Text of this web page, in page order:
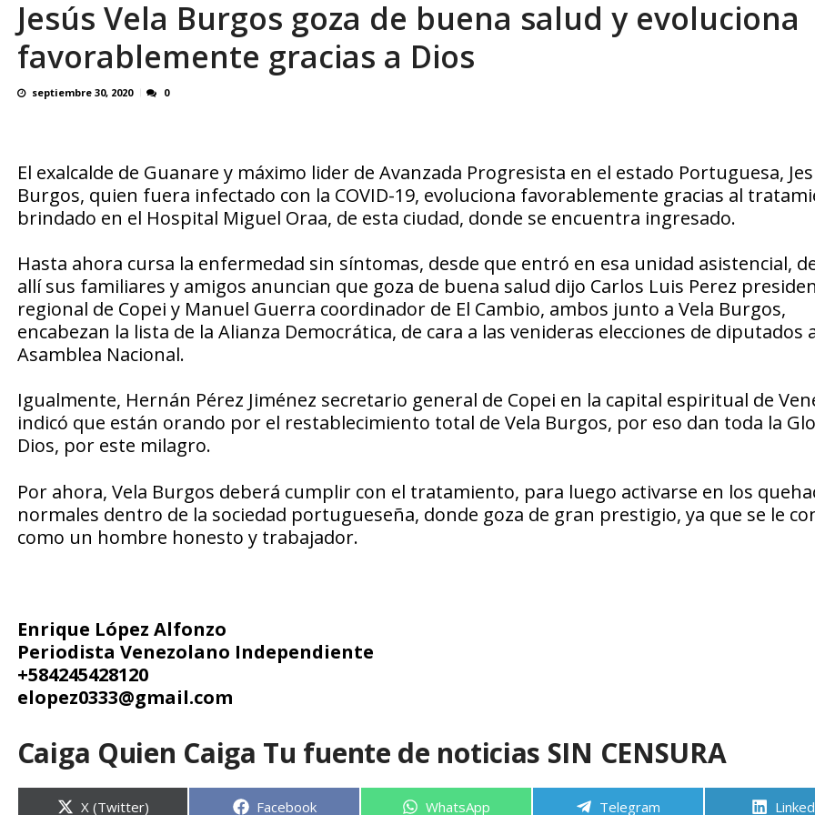
En 8 meses «876 horas de apagones» El desbastador costo del colapso eléctrico en... AGOSTO 7, 2026
Jesús Vela Burgos goza de buena salud y evoluciona
favorablemente gracias a Dios
septiembre 30, 2020 0
El exalcalde de Guanare y máximo lider de Avanzada Progresista en el estado Portuguesa,
Burgos, quien fuera infectado con la COVID-19, evoluciona favorablemente gracias al
brindado en el Hospital Miguel Oraa, de esta ciudad, donde se encuentra ingresado.
Hasta ahora cursa la enfermedad sin síntomas, desde que entró en esa unidad asistencial,
allí sus familiares y amigos anuncian que goza de buena salud dijo Carlos Luis Perez
regional de Copei y Manuel Guerra coordinador de El Cambio, ambos junto a Vela Burgos,
encabezan la lista de la Alianza Democrática, de cara a las venideras elecciones de diputados
Asamblea Nacional.
Igualmente, Hernán Pérez Jiménez secretario general de Copei en la capital espiritual de
indicó que están orando por el restablecimiento total de Vela Burgos, por eso dan toda la
Dios, por este milagro.
Por ahora, Vela Burgos deberá cumplir con el tratamiento, para luego activarse en los
normales dentro de la sociedad portugueseña, donde goza de gran prestigio, ya que se le
como un hombre honesto y trabajador.
Enrique López Alfonzo
Periodista Venezolano Independiente
+584245428120
elopez0333@gmail.com
Caiga Quien Caiga Tu fuente de noticias SIN CENSURA
Compartir
X (Twitter) Compartir
Facebook Compartir
WhatsApp Compartir
Telegram